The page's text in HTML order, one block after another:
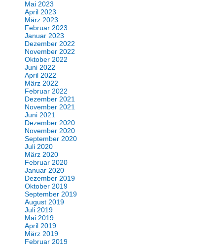
Mai 2023
April 2023
März 2023
Februar 2023
Januar 2023
Dezember 2022
November 2022
Oktober 2022
Juni 2022
April 2022
März 2022
Februar 2022
Dezember 2021
November 2021
Juni 2021
Dezember 2020
November 2020
September 2020
Juli 2020
März 2020
Februar 2020
Januar 2020
Dezember 2019
Oktober 2019
September 2019
August 2019
Juli 2019
Mai 2019
April 2019
März 2019
Februar 2019